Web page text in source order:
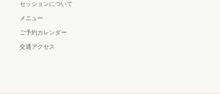
セッションについて
メニュー
ご予約カレンダー
交通アクセス